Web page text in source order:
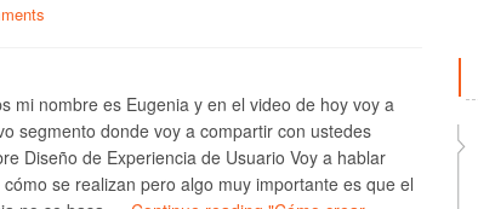
mi nombre es Eugenia y en el video de hoy voy a
segmento donde voy a compartir con ustedes
Diseño de Experiencia de Usuario Voy a hablar
se realizan pero algo muy importante es que el